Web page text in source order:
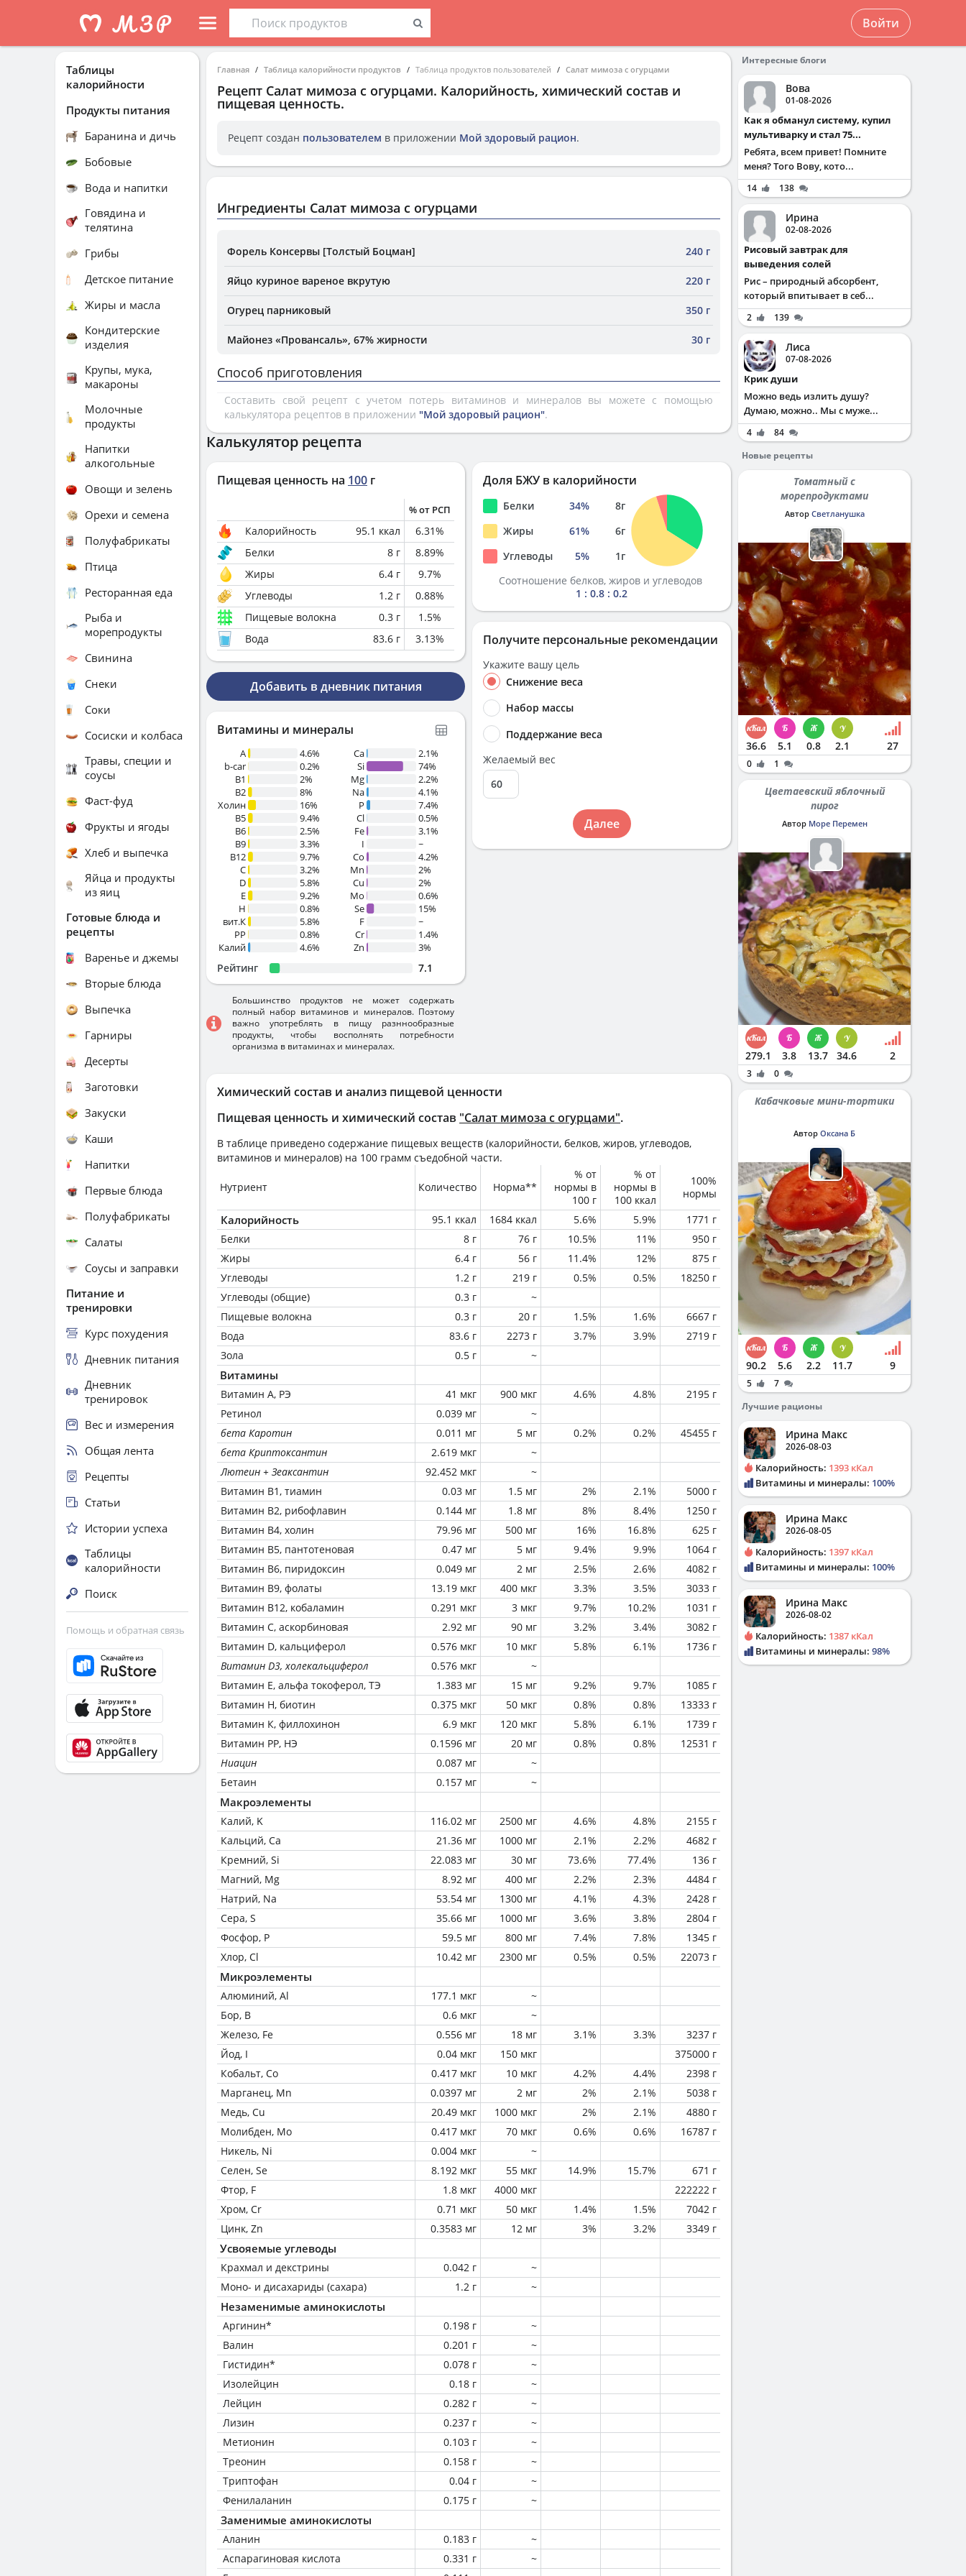
Войти
Главная Таблица калорийности продуктов Таблица продуктов пользователей Салат мимоза с огурцами
Рецепт Салат мимоза с огурцами. Калорийность, химический состав и
пищевая ценность.
Рецепт создан пользователем в приложении Мой здоровый рацион.
Ингредиенты Салат мимоза с огурцами
Форель Консервы [Толстый Боцман] 240 г
Яйцо куриное вареное вкрутую 220 г
Огурец парниковый 350 г
Майонез «Провансаль», 67% жирности 30 г
Способ приготовления
Составить свой рецепт с учетом потерь витаминов и минералов вы можете с помощью
калькулятора рецептов в приложении "Мой здоровый рацион".
Химический состав и анализ пищевой ценности
Пищевая ценность и химический состав "Салат мимоза с огурцами".
В таблице приведено содержание пищевых веществ (калорийности, белков, жиров, углеводов,
витаминов и минералов) на 100 грамм съедобной части.
Нутриент Количество Норма**
% от
нормы в
100 г
% от
нормы в
100 ккал
100%
нормы
Калорийность 95.1 ккал 1684 ккал 5.6% 5.9%
1771 г
Белки
8 г 76 г 10.5% 11%
950 г
Жиры
6.4 г 56 г 11.4% 12%
875 г
Углеводы
1.2 г 219 г 0.5% 0.5%
18250 г
Углеводы (общие)
0.3 г
~
Пищевые волокна
0.3 г 20 г 1.5% 1.6%
6667 г
Вода
83.6 г 2273 г 3.7% 3.9%
2719 г
Зола
0.5 г ~
Витамины
Витамин А, РЭ 41 мкг 900 мкг 4.6% 4.8%
2195 г
Ретинол
0.039 мг
~
бета Каротин
0.011 мг 5 мг 0.2% 0.2%
45455 г
бета Криптоксантин
2.619 мкг
~
Лютеин + Зеаксантин
92.452 мкг
~
Витамин В1, тиамин
0.03 мг 1.5 мг 2% 2.1%
5000 г
Витамин В2, рибофлавин
0.144 мг 1.8 мг 8% 8.4%
1250 г
Витамин В4, холин
79.96 мг 500 мг 16% 16.8%
625 г
Витамин В5, пантотеновая
0.47 мг 5 мг 9.4% 9.9%
1064 г
Витамин В6, пиридоксин
0.049 мг 2 мг 2.5% 2.6%
4082 г
Витамин В9, фолаты
13.19 мкг 400 мкг 3.3% 3.5%
3033 г
Витамин В12, кобаламин
0.291 мкг 3 мкг 9.7% 10.2%
1031 г
Витамин C, аскорбиновая
2.92 мг 90 мг 3.2% 3.4%
3082 г
Витамин D, кальциферол
0.576 мкг 10 мкг 5.8% 6.1%
1736 г
Витамин D3, холекальциферол
0.576 мкг
~
Витамин Е, альфа токоферол, ТЭ
1.383 мг 15 мг 9.2% 9.7%
1085 г
Витамин Н, биотин
0.375 мкг 50 мкг 0.8% 0.8%
13333 г
Витамин К, филлохинон
6.9 мкг 120 мкг 5.8% 6.1%
1739 г
Витамин РР, НЭ
0.1596 мг 20 мг 0.8% 0.8%
12531 г
Ниацин
0.087 мг
~
Бетаин
0.157 мг ~
Макроэлементы
Калий, K 116.02 мг 2500 мг 4.6% 4.8%
2155 г
Кальций, Ca
21.36 мг 1000 мг 2.1% 2.2%
4682 г
Кремний, Si
22.083 мг 30 мг 73.6% 77.4%
136 г
Магний, Mg
8.92 мг 400 мг 2.2% 2.3%
4484 г
Натрий, Na
53.54 мг 1300 мг 4.1% 4.3%
2428 г
Сера, S
35.66 мг 1000 мг 3.6% 3.8%
2804 г
Фосфор, P
59.5 мг 800 мг 7.4% 7.8%
1345 г
Хлор, Cl
10.42 мг 2300 мг 0.5% 0.5% 22073 г
Микроэлементы
Алюминий, Al 177.1 мкг
~
Бор, B
0.6 мкг
~
Железо, Fe
0.556 мг 18 мг 3.1% 3.3%
3237 г
Йод, I
0.04 мкг 150 мкг
375000 г
Кобальт, Co
0.417 мкг 10 мкг 4.2% 4.4%
2398 г
Марганец, Mn
0.0397 мг 2 мг 2% 2.1%
5038 г
Медь, Cu
20.49 мкг 1000 мкг 2% 2.1%
4880 г
Молибден, Mo
0.417 мкг 70 мкг 0.6% 0.6%
16787 г
Никель, Ni
0.004 мкг
~
Селен, Se
8.192 мкг 55 мкг 14.9% 15.7%
671 г
Фтор, F
1.8 мкг 4000 мкг
222222 г
Хром, Cr
0.71 мкг 50 мкг 1.4% 1.5%
7042 г
Цинк, Zn
0.3583 мг 12 мг 3% 3.2% 3349 г
Усвояемые углеводы
Крахмал и декстрины 0.042 г
~
Моно- и дисахариды (сахара)
1.2 г ~
Незаменимые аминокислоты
Аргинин* 0.198 г
~
Валин
0.201 г
~
Гистидин*
0.078 г
~
Изолейцин
0.18 г
~
Лейцин
0.282 г
~
Лизин
0.237 г
~
Метионин
0.103 г
~
Треонин
0.158 г
~
Триптофан
0.04 г
~
Фенилаланин
0.175 г ~
Заменимые аминокислоты
Аланин 0.183 г
~
Аспарагиновая кислота
0.331 г
~
Калькулятор рецепта
Пищевая ценность на 100 г
% от РСП
Калорийность 95.1 ккал 6.31%
Белки
8 г 8.89%
Жиры
6.4 г 9.7%
Углеводы
1.2 г 0.88%
Пищевые волокна
0.3 г 1.5%
Вода
83.6 г 3.13%
Добавить в дневник питания
Витамины и минералы
A
4.6%
b-car
0.2%
В1
2%
B2
8%
Холин
16%
B5
9.4%
B6
2.5%
B9
3.3%
B12
9.7%
C
3.2%
D
5.8%
E
9.2%
H
0.8%
вит.К
5.8%
PP
0.8%
Калий
4.6%
Ca
2.1%
Si
74%
Mg
2.2%
Na
4.1%
P
7.4%
Cl
0.5%
Fe
3.1%
I
~
Co
4.2%
Mn
2%
Cu
2%
Mo
0.6%
Se
15%
F
~
Cr
1.4%
Zn
3%
Рейтинг 7.1
Большинство продуктов не может содержать
полный набор витаминов и минералов. Поэтому
важно употреблять в пищу разннообразные
продукты, чтобы восполнять потребности
организма в витаминах и минералах.
Доля БЖУ в калорийности
Белки 34% 8г
Жиры
61% 6г
Углеводы
5% 1г
Соотношение белков, жиров и углеводов
1 : 0.8 : 0.2
Получите персональные рекомендации
Укажите вашу цель
Снижение веса
Набор массы
Поддержание веса
Желаемый вес
Далее
Таблицы
калорийности
Продукты питания
Баранина и дичь
Бобовые
Вода и напитки
Говядина и
телятина
Грибы
Детское питание
Жиры и масла
Кондитерские
изделия
Крупы, мука,
макароны
Молочные
продукты
Напитки
алкогольные
Овощи и зелень
Орехи и семена
Полуфабрикаты
Птица
Ресторанная еда
Рыба и
морепродукты
Свинина
Снеки
Соки
Сосиски и колбаса
Травы, специи и
соусы
Фаст-фуд
Фрукты и ягоды
Хлеб и выпечка
Яйца и продукты
из яиц
Готовые блюда и
рецепты
Варенье и джемы
Вторые блюда
Выпечка
Гарниры
Десерты
Заготовки
Закуски
Каши
Напитки
Первые блюда
Полуфабрикаты
Салаты
Соусы и заправки
Питание и
тренировки
Курс похудения
Дневник питания
Дневник
тренировок
Вес и измерения
Общая лента
Рецепты
Статьи
Истории успеха
Таблицы
калорийности
Поиск
Помощь и обратная связь
Интересные блоги
Вова
01-08-2026
Как я обманул систему, купил
мультиварку и стал 75...
Ребята, всем привет! Помните
меня? Того Вову, кото...
14 138
Ирина
02-08-2026
Рисовый завтрак для
выведения солей
Рис – природный абсорбент,
который впитывает в себ...
2 139
Лиса
07-08-2026
Крик души
Можно ведь излить душу?
Думаю, можно.. Мы с муже...
4
84
Новые рецепты
Томатный с
морепродуктами
Автор Светланушка
36.6 5.1 0.8 2.1 27
0 1
Цветаевский яблочный
пирог
Автор Море Перемен
279.1 3.8 13.7 34.6 2
3 0
Кабачковые мини-тортики
Автор Оксана Б
90.2 5.6 2.2 11.7 9
5
7
Лучшие рационы
Ирина Макс
2026-08-03
Калорийность: 1393 кКал
Витамины и минералы: 100%
Ирина Макс
2026-08-05
Калорийность: 1397 кКал
Витамины и минералы: 100%
Ирина Макс
2026-08-02
Калорийность: 1387 кКал
Витамины и минералы: 98%